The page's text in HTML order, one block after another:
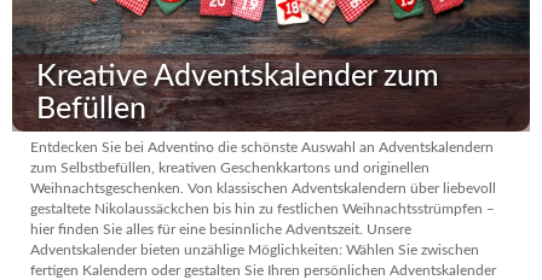
Kreative Adventskalender zum
Befüllen
Entdecken Sie bei Adventino die schönste Auswahl an Adventskalendern
zum Selbstbefüllen, kreativen Geschenkkartons und originellen
Weihnachtsgeschenken. Von klassischen Adventskalendern über liebevoll
gestaltete Nikolaussäckchen bis hin zu festlichen Weihnachtsstrümpfen –
hier finden Sie alles für eine besinnliche Adventszeit. Unsere
Adventskalender bieten unzählige Möglichkeiten: Wählen Sie zwischen
fertigen Kalendern oder gestalten Sie Ihren persönlichen Adventskalender